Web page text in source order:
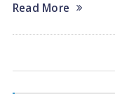
Read More